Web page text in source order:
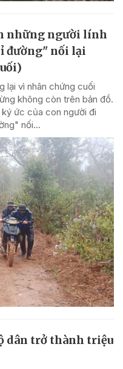
những người lính
đường" nối lại
lại vì nhân chứng cuối
không còn trên bản đồ.
ức của con người đi
nối...
dân trở thành triệu